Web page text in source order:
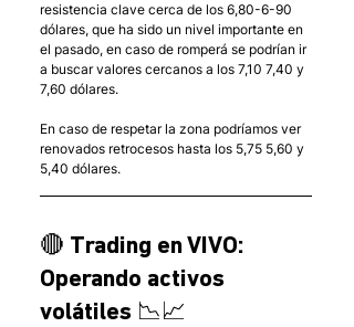
resistencia clave cerca de los 6,80-6-90
dólares, que ha sido un nivel importante en
el pasado, en caso de romperá se podrían ir
a buscar valores cercanos a los 7,10 7,40 y
7,60 dólares.
En caso de respetar la zona podríamos ver
renovados retrocesos hasta los 5,75 5,60 y
5,40 dólares.
🔴 Trading en VIVO:
Operando activos
volátiles 📉📈